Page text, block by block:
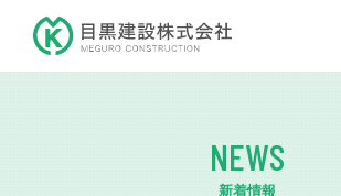
NEWS
新着情報